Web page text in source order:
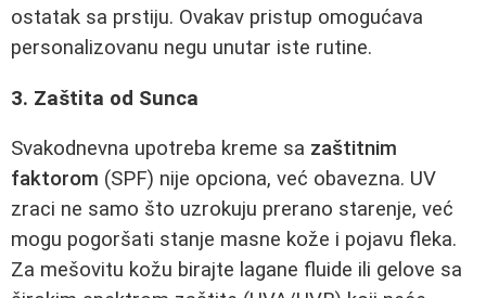
ostatak sa prstiju. Ovakav pristup omogućava
personalizovanu negu unutar iste rutine.
3. Zaštita od Sunca
Svakodnevna upotreba kreme sa zaštitnim
faktorom (SPF) nije opciona, već obavezna. UV
zraci ne samo što uzrokuju prerano starenje, već
mogu pogoršati stanje masne kože i pojavu fleka.
Za mešovitu kožu birajte lagane fluide ili gelove sa